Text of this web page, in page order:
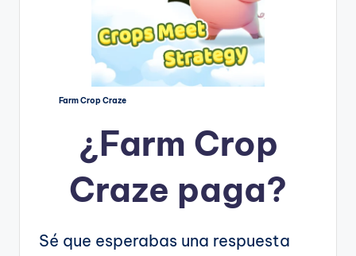
Farm Crop Craze
¿Farm Crop
Craze paga?
Sé que esperabas una respuesta